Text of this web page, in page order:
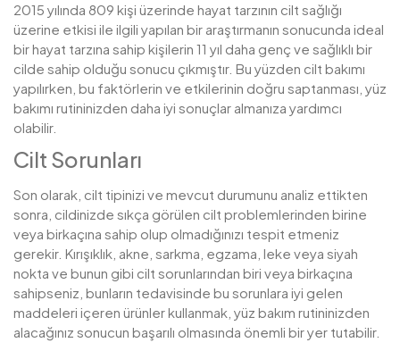
2015 yılında 809 kişi üzerinde hayat tarzının cilt sağlığı
üzerine etkisi ile ilgili yapılan bir araştırmanın sonucunda ideal
bir hayat tarzına sahip kişilerin 11 yıl daha genç ve sağlıklı bir
cilde sahip olduğu sonucu çıkmıştır. Bu yüzden cilt bakımı
yapılırken, bu faktörlerin ve etkilerinin doğru saptanması, yüz
bakımı rutininizden daha iyi sonuçlar almanıza yardımcı
olabilir.
Cilt Sorunları
Son olarak, cilt tipinizi ve mevcut durumunu analiz ettikten
sonra, cildinizde sıkça görülen cilt problemlerinden birine
veya birkaçına sahip olup olmadığınızı tespit etmeniz
gerekir. Kırışıklık, akne, sarkma, egzama, leke veya siyah
nokta ve bunun gibi cilt sorunlarından biri veya birkaçına
sahipseniz, bunların tedavisinde bu sorunlara iyi gelen
maddeleri içeren ürünler kullanmak, yüz bakım rutininizden
alacağınız sonucun başarılı olmasında önemli bir yer tutabilir.